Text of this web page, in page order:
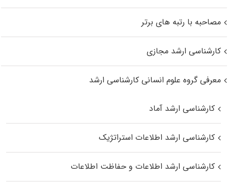
مصاحبه با رتبه های برتر
کارشناسی ارشد مجازی
معرفی گروه علوم انسانی کارشناسی ارشد
کارشناسی ارشد آماد
کارشناسی ارشد اطلاعات استراتژیک
کارشناسی ارشد اطلاعات و حفاظت اطلاعات